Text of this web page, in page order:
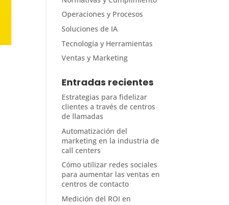
Operaciones y Procesos
Soluciones de IA
Tecnología y Herramientas
Ventas y Marketing
Entradas recientes
Estrategias para fidelizar
clientes a través de centros
de llamadas
Automatización del
marketing en la industria de
call centers
Cómo utilizar redes sociales
para aumentar las ventas en
centros de contacto
Medición del ROI en